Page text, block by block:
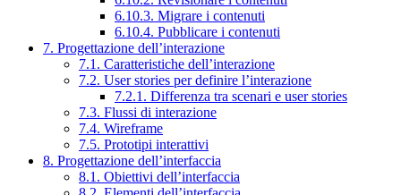
6.10.3. Migrare i contenuti
6.10.4. Pubblicare i contenuti
7. Progettazione dell’interazione
7.1. Caratteristiche dell’interazione
7.2. User stories per definire l’interazione
7.2.1. Differenza tra scenari e user stories
7.3. Flussi di interazione
7.4. Wireframe
7.5. Prototipi interattivi
8. Progettazione dell’interfaccia
8.1. Obiettivi dell’interfaccia